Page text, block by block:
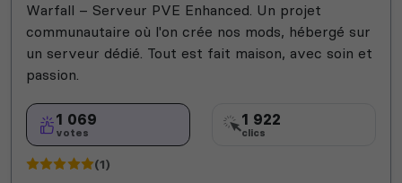
Warfall – Serveur PVE Enhanced. Un projet
communautaire où l'on crée nos mods, hébergé sur
un serveur dédié. Tout est fait maison, avec soin et
passion.
1 069
votes
1 922
clics
(1)